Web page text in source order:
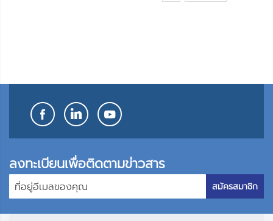
ลงทะเบียนเพื่อติดตามข่าวสาร
สมัครสมาชิก